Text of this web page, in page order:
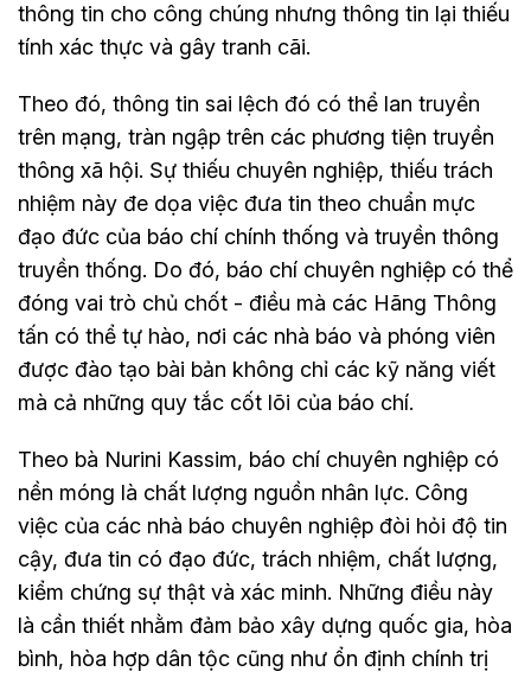
thông tin cho công chúng nhưng thông tin lại thiếu
tính xác thực và gây tranh cãi.
Theo đó, thông tin sai lệch đó có thể lan truyền
trên mạng, tràn ngập trên các phương tiện truyền
thông xã hội. Sự thiếu chuyên nghiệp, thiếu trách
nhiệm này đe dọa việc đưa tin theo chuẩn mực
đạo đức của báo chí chính thống và truyền thông
truyền thống. Do đó, báo chí chuyên nghiệp có thể
đóng vai trò chủ chốt - điều mà các Hãng Thông
tấn có thể tự hào, nơi các nhà báo và phóng viên
được đào tạo bài bản không chỉ các kỹ năng viết
mà cả những quy tắc cốt lõi của báo chí.
Theo bà Nurini Kassim, báo chí chuyên nghiệp có
nền móng là chất lượng nguồn nhân lực. Công
việc của các nhà báo chuyên nghiệp đòi hỏi độ tin
cậy, đưa tin có đạo đức, trách nhiệm, chất lượng,
kiểm chứng sự thật và xác minh. Những điều này
là cần thiết nhằm đảm bảo xây dựng quốc gia, hòa
bình, hòa hợp dân tộc cũng như ổn định chính trị